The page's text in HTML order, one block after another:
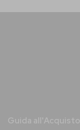
Guida all'Acquisto